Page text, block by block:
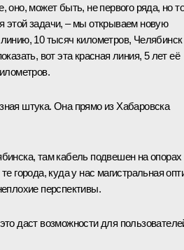
оно, может быть, не первого ряда, но
этой задачи, – мы открываем новую
10 тысяч километров, Челябинск
вот эта красная линия, 5 лет её
штука. Она прямо из Хабаровска
там кабель подвешен на опорах
города, куда у нас магистральная
перспективы.
даст возможности для